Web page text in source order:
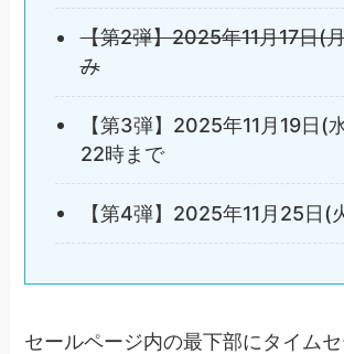
【第2弾】2025年11月17日(
み
【第3弾】2025年11月19日(
22時まで
【第4弾】2025年11月25日(
セールページ内の最下部にタイム